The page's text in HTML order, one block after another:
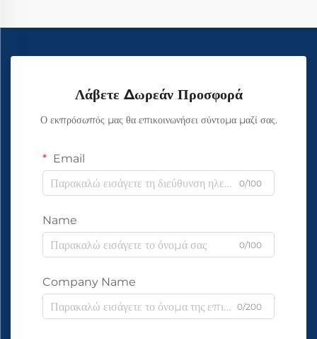
Λάβετε Δωρεάν Προσφορά
Ο εκπρόσωπός μας θα επικοινωνήσει σύντομα μαζί σας.
Email
0/100
Name
0/100
Company Name
0/200